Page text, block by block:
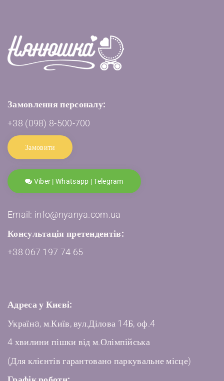
Замовлення персоналу:
+38 (098) 8-500-700
Замовити
Viber | Whatsapp | Telegram
Email: info@nyanya.com.ua
Консультація претендентів:
+38 067 197 74 65
Адреса у Києві:
Українa, м.Київ, вул.Ділова 14Б, оф.4
4 хвилини пішки від м.Олімпійська
(Для клієнтів гарантовано паркувальне місце)